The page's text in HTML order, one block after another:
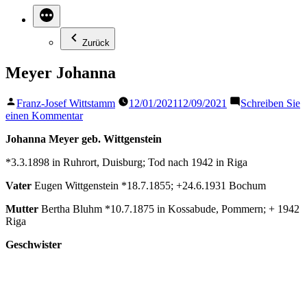
Zurück
Meyer Johanna
Veröffentlicht
von
Franz-Josef Wittstamm 12/01/202112/09/2021
Schreiben Sie
einen Kommentarzu
Johanna
Johanna Meyer geb. Wittgenstein
*3.3.1898 in Ruhrort, Duisburg; Tod nach 1942 in Riga
Vater Eugen Wittgenstein *18.7.1855; +24.6.1931 Bochum
Mutter Bertha Bluhm *10.7.1875 in Kossabude, Pommern; + 1942
Riga
Geschwister